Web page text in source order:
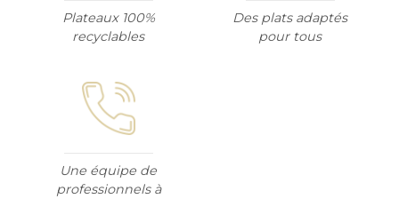
Plateaux 100%
recyclables
Des plats adaptés
pour tous
Une équipe de
professionnels à